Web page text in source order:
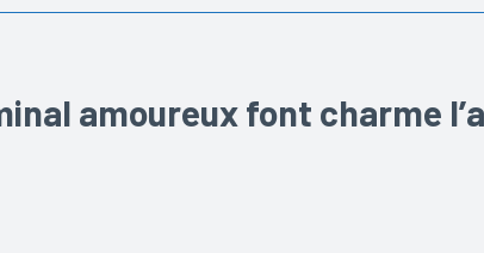
amoureux font charme